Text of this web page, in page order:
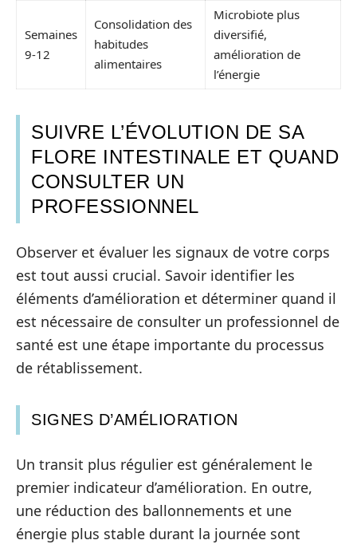
Semaines
9-12
Consolidation des
habitudes
alimentaires
Microbiote plus
diversifié,
amélioration de
l’énergie
SUIVRE L’ÉVOLUTION DE SA
FLORE INTESTINALE ET QUAND
CONSULTER UN
PROFESSIONNEL
Observer et évaluer les signaux de votre corps
est tout aussi crucial. Savoir identifier les
éléments d’amélioration et déterminer quand il
est nécessaire de consulter un professionnel de
santé est une étape importante du processus
de rétablissement.
SIGNES D’AMÉLIORATION
Un transit plus régulier est généralement le
premier indicateur d’amélioration. En outre,
une réduction des ballonnements et une
énergie plus stable durant la journée sont